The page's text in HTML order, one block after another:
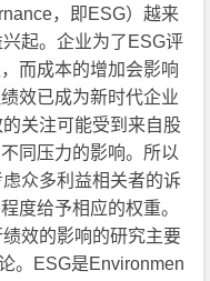
，即ESG）越来
起。企业为了ESG评
而成本的增加会影响
效已成为新时代企业
关注可能受到来自股
同压力的影响。所以
众多利益相关者的诉
度给予相应的权重。
效的影响的研究主要
。ESG是Environmen